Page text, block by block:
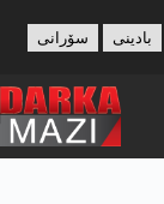
content
بادینی سۆرانی